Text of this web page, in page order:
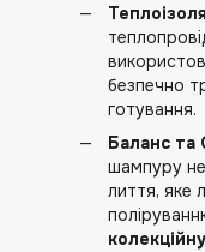
безпечно
готування.
Баланс та
шампуру
лиття, яке